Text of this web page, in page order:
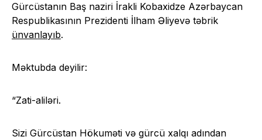
Gürcüstanın Baş naziri İrakli Kobaxidze Azərbaycan
Respublikasının Prezidenti İlham Əliyevə təbrik
ünvanlayıb.
Məktubda deyilir:
“Zati-aliləri.
Sizi Gürcüstan Hökuməti və gürcü xalqı adından